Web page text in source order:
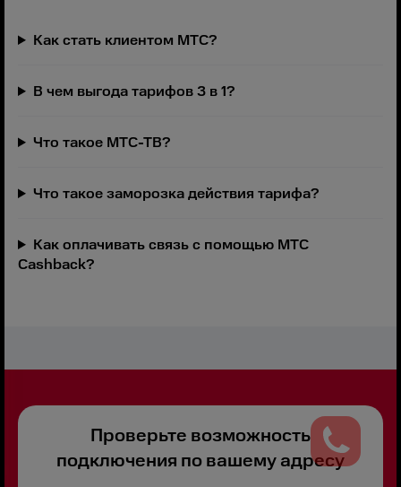
Как стать клиентом МТС?
В чем выгода тарифов 3 в 1?
Что такое МТС-ТВ?
Что такое заморозка действия тарифа?
Как оплачивать связь с помощью МТС
Cashback?
Проверьте возможность
подключения по вашему адресу